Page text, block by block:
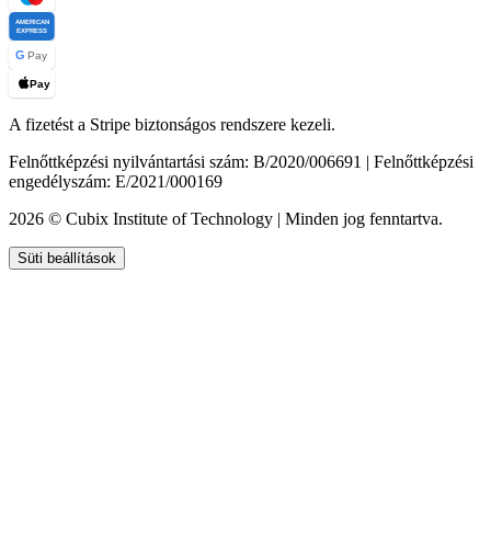
AMERICAN
EXPRESS
G Pay
Pay
A fizetést a Stripe biztonságos rendszere kezeli.
Felnőttképzési nyilvántartási szám: B/2020/006691 | Felnőttképzési
engedélyszám: E/2021/000169
2026 © Cubix Institute of Technology | Minden jog fenntartva.
Süti beállítások